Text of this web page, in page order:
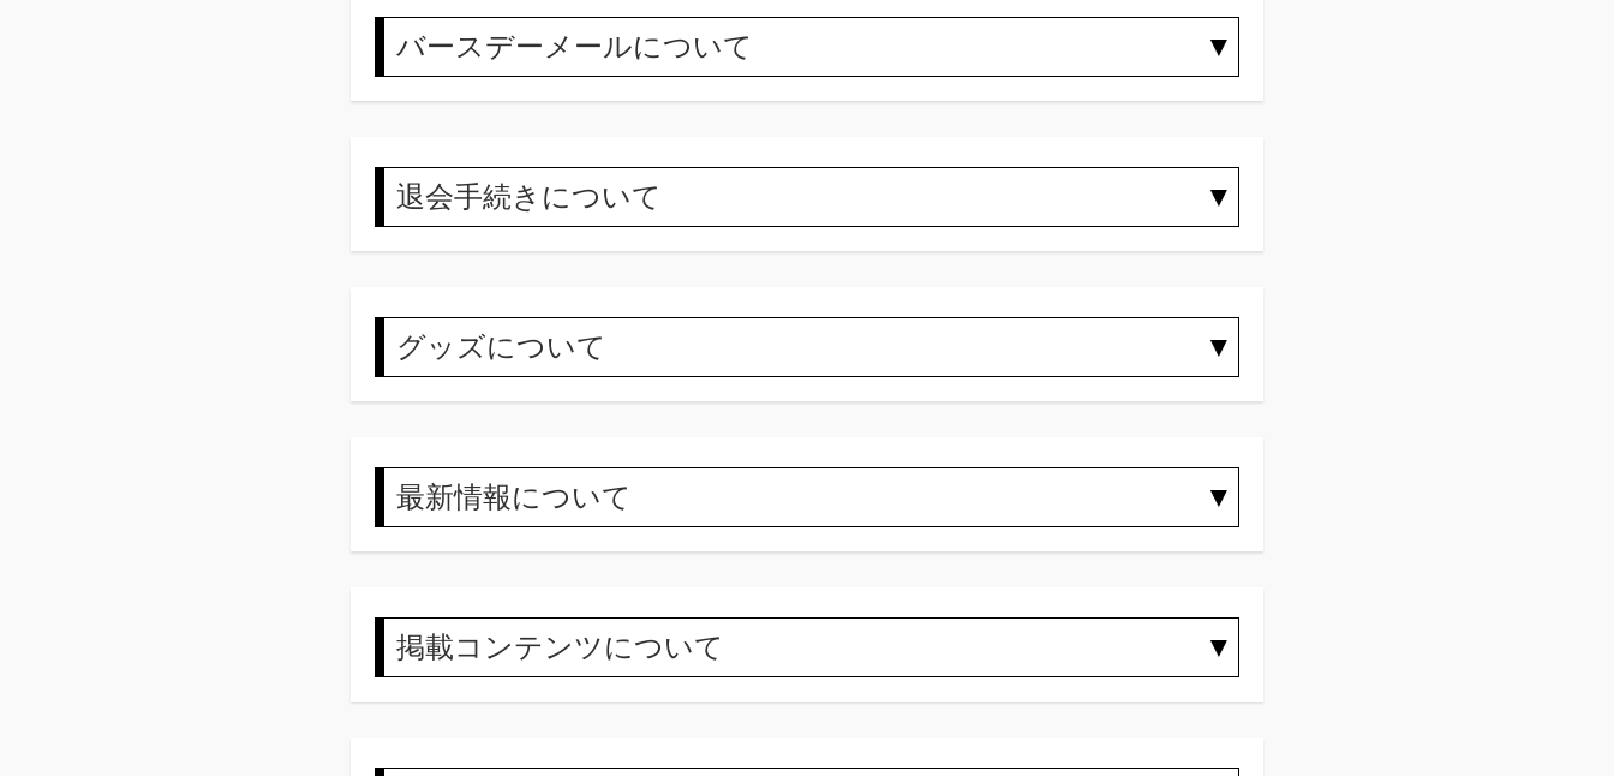
バースデーメールについて
退会手続きについて
グッズについて
最新情報について
掲載コンテンツについて